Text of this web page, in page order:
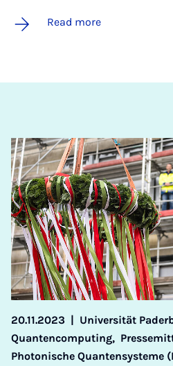
Read more
20.11.2023 | Universität
Quantencomputing,
Photonische Quantensysteme